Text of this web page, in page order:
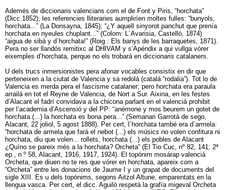
Ademés de diccionaris valencians com el de Font y Piris, “horchata”
(Dicc.1852); les referencies lliteraries aumpliríen moltes fulles: “bunyols,
horchata...” (La Donsayna, 1845); “¿Y aquell sinyorot panchut que prenía
horchata en nyeules chuplant...” (Colom: L´Avarisia, Castelló, 1874)
“aigua de sibá y d´horchata!” (Roig : Els banys de les barraquetes, 1871).
Pera no ser llandós remitixc al DHIVAM y s’Apéndix a qui vullga vórer
eixemples d’horchata, perque no els trobará en diccionaris catalaners.
U dels trucs inmersionistes pera afonar vocables consistix en dir que
perteneixen a la ciutat de Valencia y sa redolá (catalá “rodalia”). Tot lo de
Valencia es merda pera el fascisme catalaner; pero horchata era paraula
arrailá en tot el Reyne de Valencia, de Nort a Sur. Aixina, en les festes
d’Alacant el fadrí convidava a la chicona parlant en el valenciá prohibit
per l’academia d’Ascensió y del PP: “anémone y mos beurem un gotet de
horchata (...) la horchata es bona pera...” (Semanari Garrotá de sego,
Alacant, 22 joliol, 5 agost 1888). Per cert, l´horchata també era d´armela:
“horchata de armela que fará el nebot (...) els músics no volen confitura ni
horchata, diu que volen... rollets, horchata (...) els pobles de Alacant
¿Quíno se pareix més a la horchata? Orcheta” (El Tio Cuc, nº 82, 141; 2ª
ep., n º 58, Alacant, 1916, 1917, 1924). El topónim mosárap valenciá
Orcheta, que diuen no te res que vórer en horchata, apareix com a
“Orcheta” entre les donacions de Jaume I y un grapat de documents del
sigle XIII. Es u dels topónims, segons Aitzol Altune, emparentats en la
llengua vasca. Per cert, el dicc. Aguiló respetá la grafía migeval Orcheta